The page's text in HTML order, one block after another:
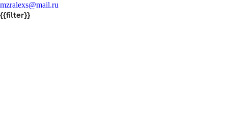
mzralexs@mail.ru
{{filter}}